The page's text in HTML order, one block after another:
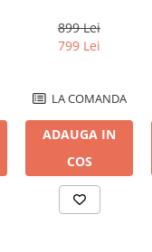
899 Lei
799 Lei
LA COMANDA
ADAUGA IN
COS